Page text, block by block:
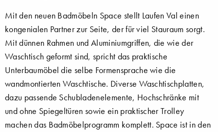
Mit den neuen Badmöbeln Space stellt Laufen Val einen
kongenialen Partner zur Seite, der für viel Stauraum sorgt.
Mit dünnen Rahmen und Aluminiumgriffen, die wie der
Waschtisch geformt sind, spricht das praktische
Unterbaumöbel die selbe Formensprache wie die
wandmontierten Waschtische. Diverse Waschtischplatten,
dazu passende Schubladenelemente, Hochschränke mit
und ohne Spiegeltüren sowie ein praktischer Trolley
machen das Badmöbelprogramm komplett. Space ist in den